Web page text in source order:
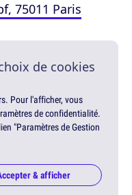
75011 Paris
de cookies
Pour l'afficher, vous
de confidentialité.
"Paramètres de Gestion
& afficher